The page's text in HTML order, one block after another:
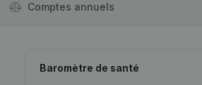
Comptes annuels
Baromètre de santé